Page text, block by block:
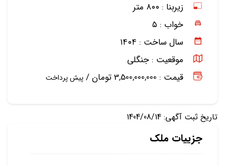
زیربنا : ۸۰۰ متر
خواب : ۵
سال ساخت : ۱۴۰۴
موقعیت : جنگلی
قیمت : 3,500,000,000 تومان /
پیش پرداخت
تاریخ ثبت آگهی: 1404/08/14
جزییات ملک